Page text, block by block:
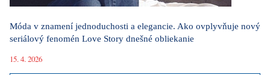
Móda v znamení jednoduchosti a elegancie. Ako ovplyvňuje nový
seriálový fenomén Love Story dnešné obliekanie
15. 4. 2026